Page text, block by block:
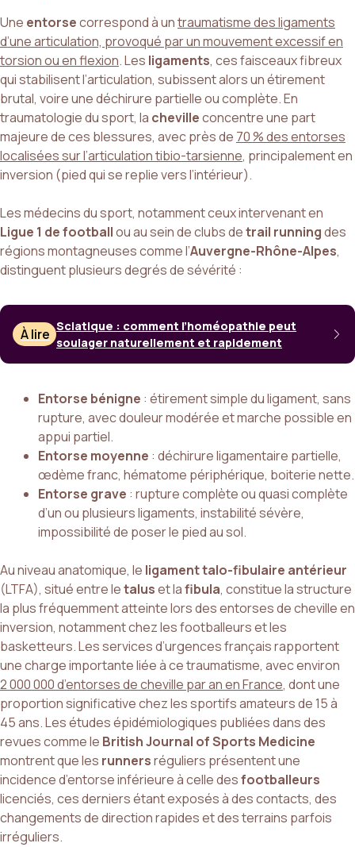
Une entorsecorrespond à untraumatisme des ligaments
d’une articulation, provoqué par un mouvement excessif en
torsion ou en flexion. Les ligaments, ces faisceaux fibreux
qui stabilisent l’articulation, subissent alors un étirement
brutal, voire une déchirure partielle ou complète. En
traumatologie du sport, la chevilleconcentre une part
majeure de ces blessures, avec près de 70 % des entorses
localisées sur l’articulation tibio-tarsienne, principalement en
inversion (pied qui se replie vers l’intérieur).
Les médecins du sport, notamment ceux intervenant en
Ligue 1 de footballou au sein de clubs detrail runningdes
régions montagneuses comme l’Auvergne-Rhône-Alpes,
distinguent plusieurs degrés de sévérité :
À lire Sciatique : comment l’homéopathie peut
soulager naturellement et rapidement
Entorse bénigne : étirement simple du ligament, sans
rupture, avec douleur modérée et marche possible en
appui partiel.
Entorse moyenne : déchirure ligamentaire partielle,
œdème franc, hématome périphérique, boiterie nette.
Entorse grave : rupture complète ou quasi complète
d’un ou plusieurs ligaments, instabilité sévère,
impossibilité de poser le pied au sol.
Au niveau anatomique, le ligament talo-fibulaire antérieur
(LTFA), situé entre letaluset lafibula, constitue la structure
la plus fréquemment atteinte lors des entorses de cheville en
inversion, notamment chez les footballeurs et les
basketteurs. Les services d’urgences français rapportent
une charge importante liée à ce traumatisme, avec environ
2 000 000 d’entorses de cheville par an en France, dont une
proportion significative chez les sportifs amateurs de 15 à
45 ans. Les études épidémiologiques publiées dans des
revues comme le British Journal of Sports Medicine
montrent que les runnersréguliers présentent une
incidence d’entorse inférieure à celle desfootballeurs
licenciés, ces derniers étant exposés à des contacts, des
changements de direction rapides et des terrains parfois
irréguliers.